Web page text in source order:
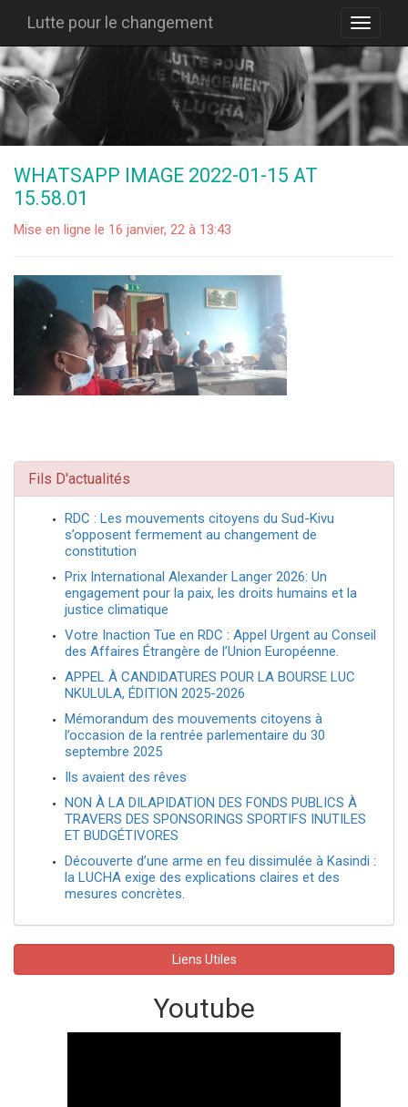
Lutte pour le changement
WHATSAPP IMAGE 2022-01-15 AT
15.58.01
Mise en ligne le 16 janvier, 22 à 13:43
Fils D'actualités
RDC : Les mouvements citoyens du Sud-Kivu
s’opposent fermement au changement de
constitution
Prix International Alexander Langer 2026: Un
engagement pour la paix, les droits humains et la
justice climatique
Votre Inaction Tue en RDC : Appel Urgent au Conseil
des Affaires Étrangère de l’Union Européenne.
APPEL À CANDIDATURES POUR LA BOURSE LUC
NKULULA, ÉDITION 2025-2026
Mémorandum des mouvements citoyens à
l’occasion de la rentrée parlementaire du 30
septembre 2025
Ils avaient des rêves
NON À LA DILAPIDATION DES FONDS PUBLICS À
TRAVERS DES SPONSORINGS SPORTIFS INUTILES
ET BUDGÉTIVORES
Découverte d’une arme en feu dissimulée à Kasindi :
la LUCHA exige des explications claires et des
mesures concrètes.
Liens Utiles
Youtube